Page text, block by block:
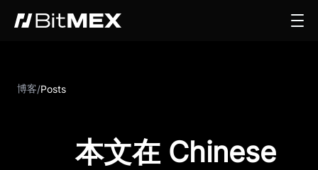
博客/Posts
本文在 Chinese